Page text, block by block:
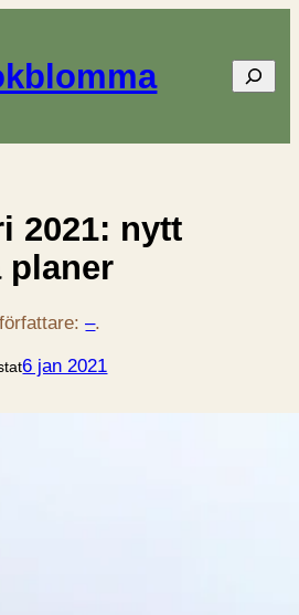
Sök
2021: nytt
planer
–.
6 jan 2021